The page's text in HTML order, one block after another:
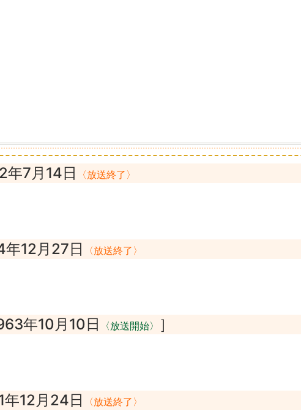
年7月14日 〈放送終了〉
年12月27日 〈放送終了〉
年10月10日 〈放送開始〉 ］
年12月24日 〈放送終了〉